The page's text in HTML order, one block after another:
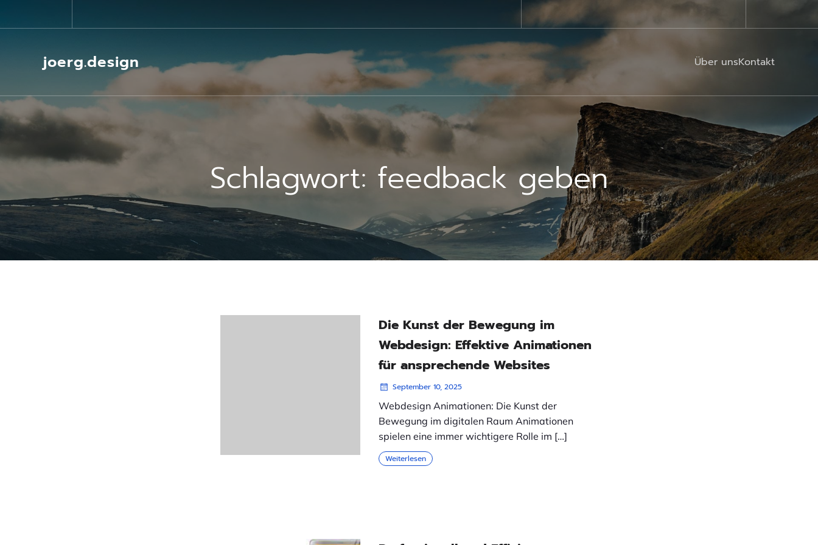
Inhalt
joerg.design Über unsKontakt
Schlagwort: feedback geben
Die Kunst der Bewegung im
Webdesign: Effektive Animationen
für ansprechende Websites
September 10, 2025
Webdesign Animationen: Die Kunst der
Bewegung im digitalen Raum Animationen
spielen eine immer wichtigere Rolle im […]
Weiterlesen